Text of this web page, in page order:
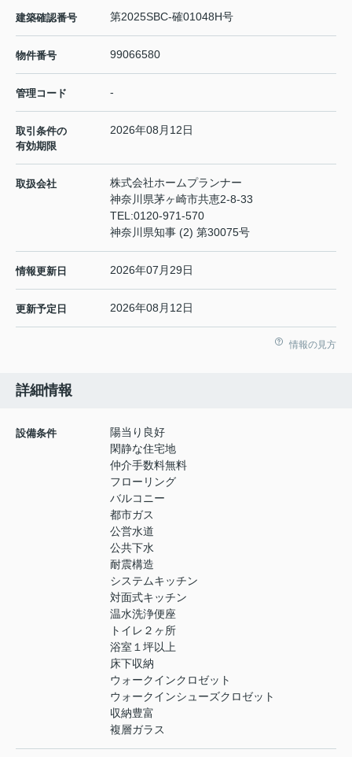
建築確認番号 第2025SBC-確01048H号
物件番号 99066580
管理コード -
取引条件の
有効期限
2026年08月12日
取扱会社
株式会社ホームプランナー
神奈川県茅ヶ崎市共恵2-8-33
TEL:0120-971-570
神奈川県知事 (2) 第30075号
情報更新日 2026年07月29日
更新予定日 2026年08月12日
情報の見方
詳細情報
設備条件
陽当り良好
閑静な住宅地
仲介手数料無料
フローリング
バルコニー
都市ガス
公営水道
公共下水
耐震構造
システムキッチン
対面式キッチン
温水洗浄便座
トイレ２ヶ所
浴室１坪以上
床下収納
ウォークインクロゼット
ウォークインシューズクロゼット
収納豊富
複層ガラス